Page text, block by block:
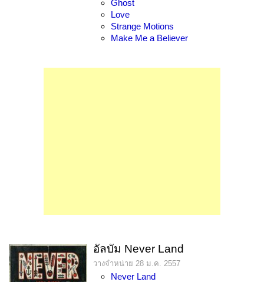
Ghost
Love
Strange Motions
Make Me a Believer
อัลบัม Never Land
วางจำหน่าย 28 ม.ค. 2557
Never Land